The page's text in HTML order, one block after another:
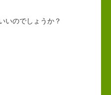
いのでしょうか？